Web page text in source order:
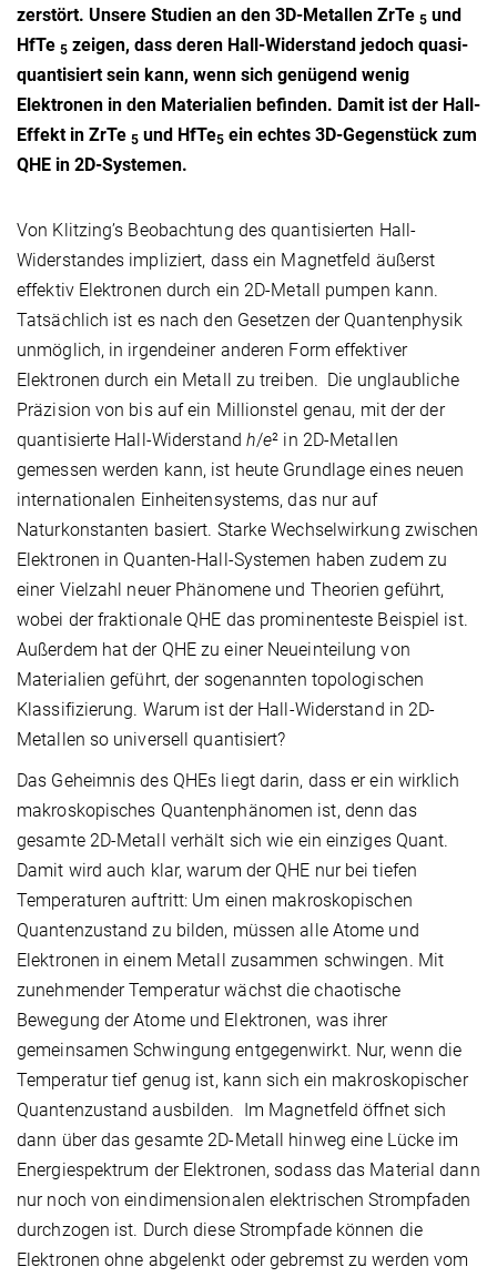
zerstört. Unsere Studien an den 3D-Metallen ZrTe 5 und
HfTe 5 zeigen, dass deren Hall-Widerstand jedoch quasi-
quantisiert sein kann, wenn sich genügend wenig
Elektronen in den Materialien befinden. Damit ist der Hall-
Effekt in ZrTe 5 und HfTe5 ein echtes 3D-Gegenstück zum
QHE in 2D-Systemen.
Von Klitzing’s Beobachtung des quantisierten Hall-
Widerstandes impliziert, dass ein Magnetfeld äußerst
effektiv Elektronen durch ein 2D-Metall pumpen kann.
Tatsächlich ist es nach den Gesetzen der Quantenphysik
unmöglich, in irgendeiner anderen Form effektiver
Elektronen durch ein Metall zu treiben. Die unglaubliche
Präzision von bis auf ein Millionstel genau, mit der der
quantisierte Hall-Widerstand h/e² in 2D-Metallen
gemessen werden kann, ist heute Grundlage eines neuen
internationalen Einheitensystems, das nur auf
Naturkonstanten basiert. Starke Wechselwirkung zwischen
Elektronen in Quanten-Hall-Systemen haben zudem zu
einer Vielzahl neuer Phänomene und Theorien geführt,
wobei der fraktionale QHE das prominenteste Beispiel ist.
Außerdem hat der QHE zu einer Neueinteilung von
Materialien geführt, der sogenannten topologischen
Klassifizierung. Warum ist der Hall-Widerstand in 2D-
Metallen so universell quantisiert?
Das Geheimnis des QHEs liegt darin, dass er ein wirklich
makroskopisches Quantenphänomen ist, denn das
gesamte 2D-Metall verhält sich wie ein einziges Quant.
Damit wird auch klar, warum der QHE nur bei tiefen
Temperaturen auftritt: Um einen makroskopischen
Quantenzustand zu bilden, müssen alle Atome und
Elektronen in einem Metall zusammen schwingen. Mit
zunehmender Temperatur wächst die chaotische
Bewegung der Atome und Elektronen, was ihrer
gemeinsamen Schwingung entgegenwirkt. Nur, wenn die
Temperatur tief genug ist, kann sich ein makroskopischer
Quantenzustand ausbilden. Im Magnetfeld öffnet sich
dann über das gesamte 2D-Metall hinweg eine Lücke im
Energiespektrum der Elektronen, sodass das Material dann
nur noch von eindimensionalen elektrischen Strompfaden
durchzogen ist. Durch diese Strompfade können die
Elektronen ohne abgelenkt oder gebremst zu werden vom